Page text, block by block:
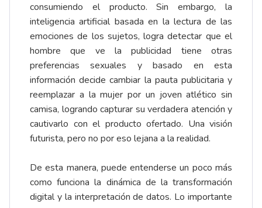
consumiendo el producto. Sin embargo, la
inteligencia artificial basada en la lectura de las
emociones de los sujetos, logra detectar que el
hombre que ve la publicidad tiene otras
preferencias sexuales y basado en esta
información decide cambiar la pauta publicitaria y
reemplazar a la mujer por un joven atlético sin
camisa, logrando capturar su verdadera atención y
cautivarlo con el producto ofertado. Una visión
futurista, pero no por eso lejana a la realidad.
De esta manera, puede entenderse un poco más
como funciona la dinámica de la transformación
digital y la interpretación de datos. Lo importante